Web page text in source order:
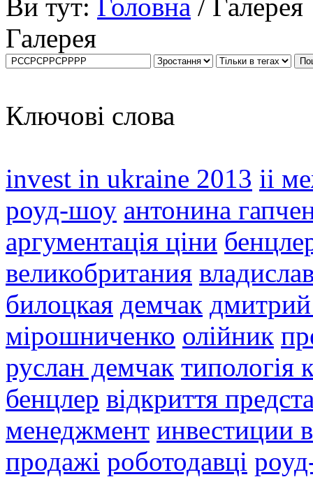
Ви тут: Головна / Галерея
Галерея
Ключові слова
invest in ukraine 2013 іі
роуд-шоу антонина
аргументація ціни
великобритания
билоцкая демчак
мірошниченко олійник
руслан демчак типологія
бенцлер відкриття
менеджмент инвестиции
продажі роботодавці